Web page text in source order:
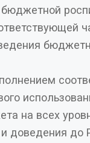
на всех
доведения